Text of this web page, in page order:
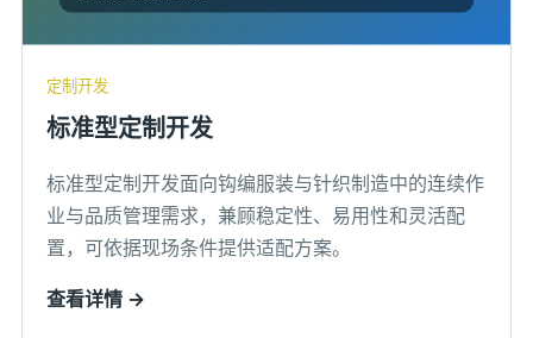
定制开发
标准型定制开发
标准型定制开发面向钩编服装与针织制造中的连续作
业与品质管理需求，兼顾稳定性、易用性和灵活配
置，可依据现场条件提供适配方案。
查看详情 →